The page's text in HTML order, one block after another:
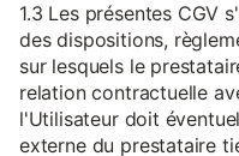
1.3 Les présentes CGV
des dispositions,
sur lesquels le
relation contractuelle
l'Utilisateur doit
externe du prestataire